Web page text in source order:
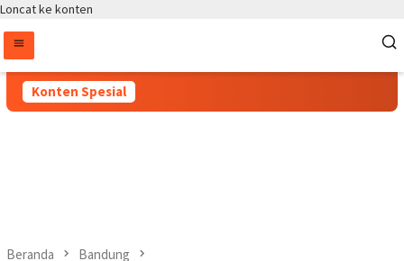
Loncat ke konten
Konten Spesial
Beranda Bandung